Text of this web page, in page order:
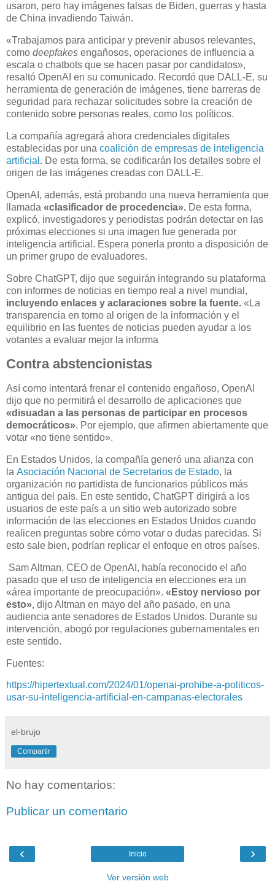
usaron, pero hay imágenes falsas de Biden, guerras y hasta
de China invadiendo Taiwán.
«Trabajamos para anticipar y prevenir abusos relevantes,
como deepfakes engañosos, operaciones de influencia a
escala o chatbots que se hacen pasar por candidatos»,
resaltó OpenAI en su comunicado. Recordó que DALL-E, su
herramienta de generación de imágenes, tiene barreras de
seguridad para rechazar solicitudes sobre la creación de
contenido sobre personas reales, como los políticos.
La compañía agregará ahora credenciales digitales
establecidas por una coalición de empresas de inteligencia
artificial . De esta forma, se codificarán los detalles sobre el
origen de las imágenes creadas con DALL-E.
OpenAI, además, está probando una nueva herramienta que
llamada «clasificador de procedencia». De esta forma,
explicó, investigadores y periodistas podrán detectar en las
próximas elecciones si una imagen fue generada por
inteligencia artificial. Espera ponerla pronto a disposición de
un primer grupo de evaluadores.
Sobre ChatGPT, dijo que seguirán integrando su plataforma
con informes de noticias en tiempo real a nivel mundial,
incluyendo enlaces y aclaraciones sobre la fuente. «La
transparencia en torno al origen de la información y el
equilibrio en las fuentes de noticias pueden ayudar a los
votantes a evaluar mejor la informa
Contra abstencionistas
Así como intentará frenar el contenido engañoso, OpenAI
dijo que no permitirá el desarrollo de aplicaciones que
«disuadan a las personas de participar en procesos
democráticos». Por ejemplo, que afirmen abiertamente que
votar «no tiene sentido».
En Estados Unidos, la compañía generó una alianza con
la Asociación Nacional de Secretarios de Estado, la
organización no partidista de funcionarios públicos más
antigua del país. En este sentido, ChatGPT dirigirá a los
usuarios de este país a un sitio web autorizado sobre
información de las elecciones en Estados Unidos cuando
realicen preguntas sobre cómo votar o dudas parecidas. Si
esto sale bien, podrían replicar el enfoque en otros países.
Sam Altman, CEO de OpenAI, había reconocido el año
pasado que el uso de inteligencia en elecciones era un
«área importante de preocupación». «Estoy nervioso por
esto», dijo Altman en mayo del año pasado, en una
audiencia ante senadores de Estados Unidos. Durante su
intervención, abogó por regulaciones gubernamentales en
este sentido.
Fuentes:
https://hipertextual.com/2024/01/openai-prohibe-a-politicos-
usar-su-inteligencia-artificial-en-campanas-electorales
el-brujo
Compartir
No hay comentarios:
Publicar un comentario
‹ ›
Inicio
Ver versión web